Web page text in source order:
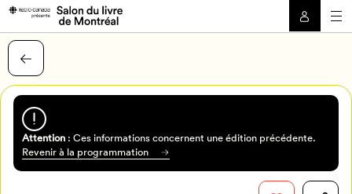
Attention: Ces informations concernent une édition précédente.
Revenir à la programmation